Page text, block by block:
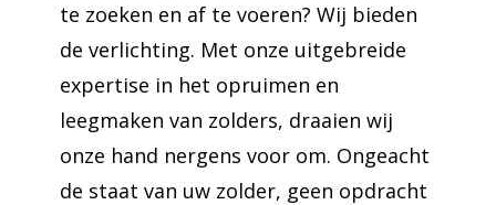
te zoeken en af te voeren? Wij bieden
de verlichting. Met onze uitgebreide
expertise in het opruimen en
leegmaken van zolders, draaien wij
onze hand nergens voor om. Ongeacht
de staat van uw zolder, geen opdracht